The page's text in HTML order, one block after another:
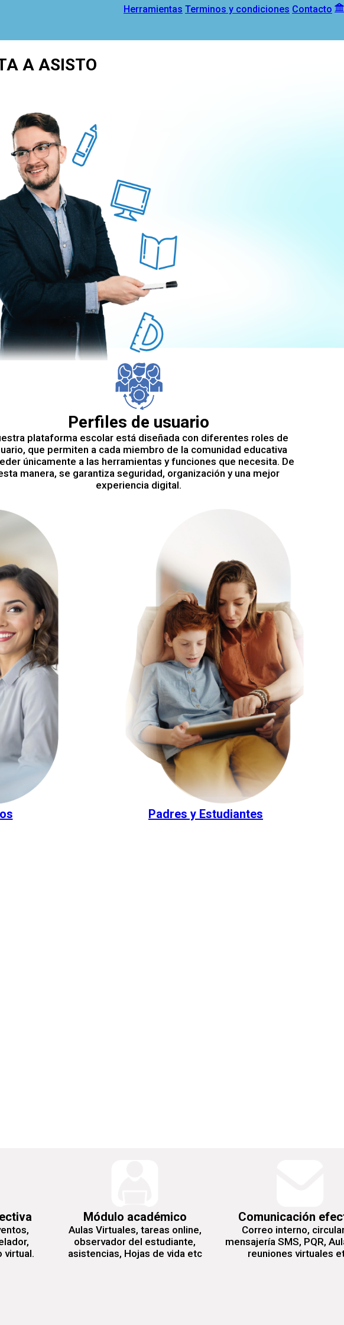
Herramientas Terminos y condiciones Contacto
A ASISTO
Perfiles de usuario
plataforma escolar está diseñada con diferentes roles de
que permiten a cada miembro de la comunidad educativa
únicamente a las herramientas y funciones que necesita. De
manera, se garantiza seguridad, organización y una mejor
experiencia digital.
Padres y Estudiantes
virtual.
Módulo académico
Aulas Virtuales, tareas online,
observador del estudiante,
asistencias, Hojas de vida etc
Comunicación
Correo interno,
mensajería SMS, PQR,
reuniones virtuales